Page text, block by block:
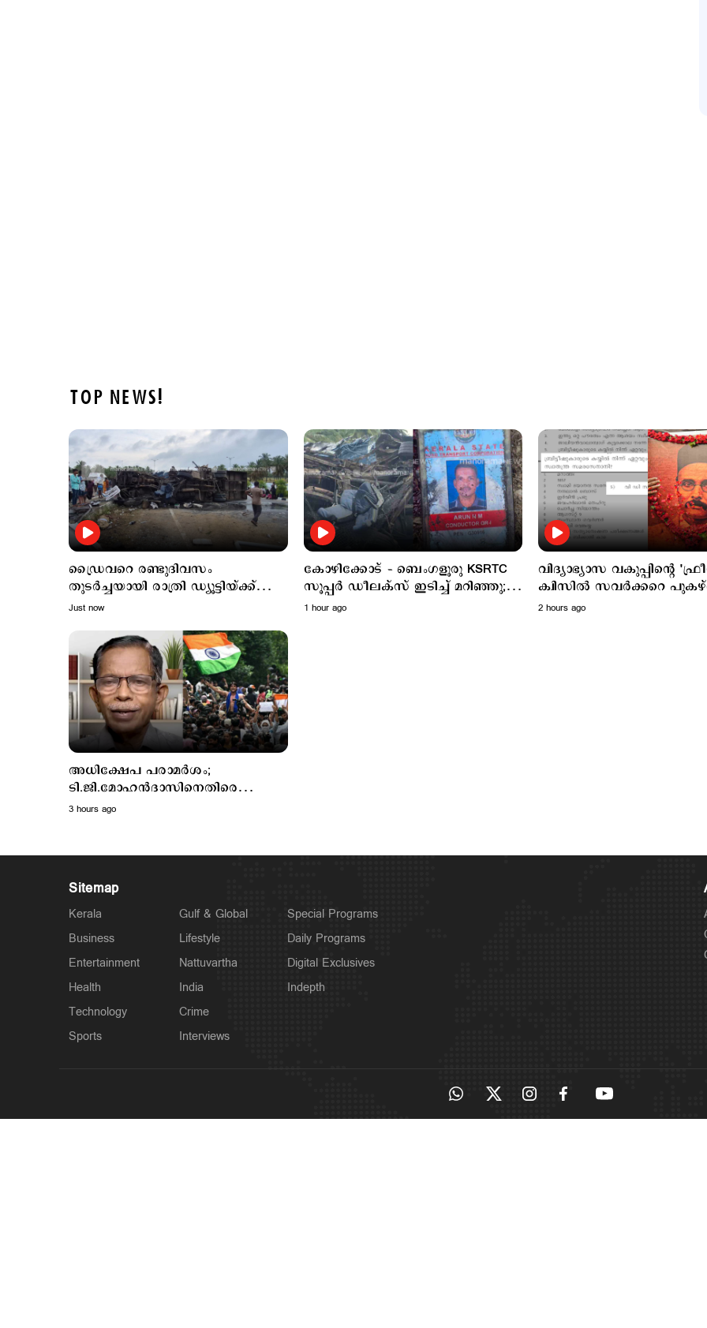
TOP NEWS!
ഡ്രൈവറെ രണ്ടുദിവസം
തുടര്‍ച്ചയായി രാത്രി ഡ്യൂട്ടിയ്ക്ക്
നിയോഗിച്ചു; ഗുരുതര ചട്ടലംഘനം
Just now
കോഴിക്കോട് – ബെംഗളൂരു KSRTC
സൂപ്പര്‍ ഡീലക്സ് ഇടിച്ച് മറിഞ്ഞു;
ഡ്രൈവറും കണ്ടക്ടറും മരിച്ചു; 20
1 hour ago
വിദ്യാഭ്യാസ വകുപ്പിന്‍റെ
ക്വിസില്‍ സവര്‍ക്കറെ
ചോദ്യം; വിവാദം
2 hours ago
അധിക്ഷേപ പരാമര്‍ശം;
ടി.ജി.മോഹന്‍ദാസിനെതിരെ
ചെറുവിരലനക്കാതെ പൊലീസ്
3 hours ago
Sitemap
Kerala
Business
Entertainment
Health
Technology
Sports
Gulf & Global
Lifestyle
Nattuvartha
India
Crime
Interviews
Special Programs
Daily Programs
Digital Exclusives
Indepth